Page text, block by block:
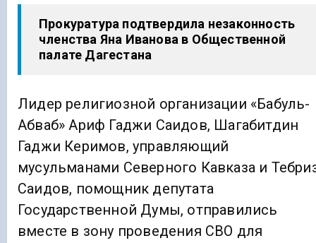
Прокуратура подтвердила незаконность
членства Яна Иванова в Общественной
палате Дагестана
Лидер религиозной организации «Бабуль-
Абваб» Ариф Гаджи Саидов, Шагабитдин
Гаджи Керимов, управляющий
мусульманами Северного Кавказа и
Саидов, помощник депутата
Государственной Думы, отправились
вместе в зону проведения СВО для